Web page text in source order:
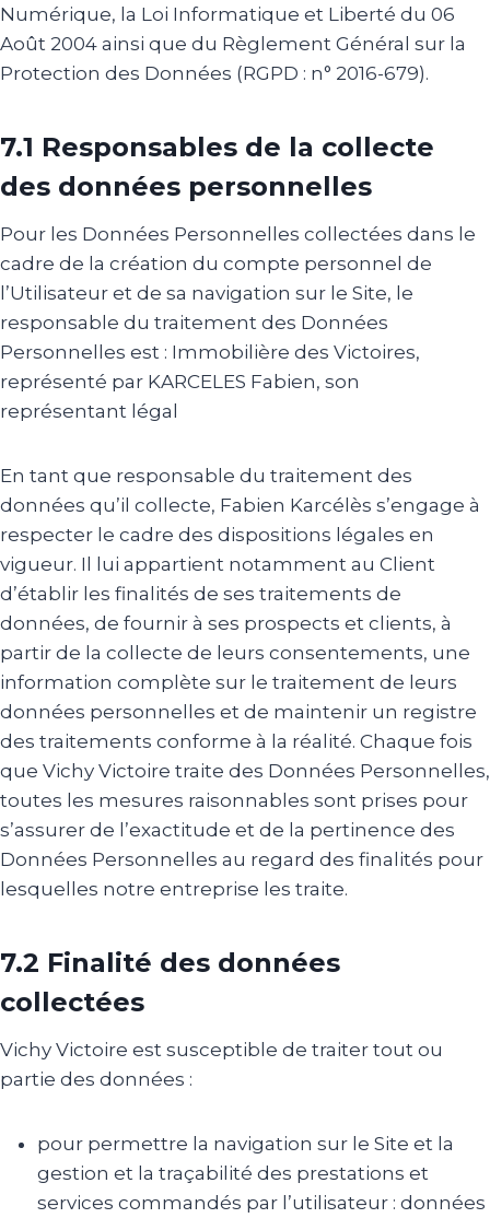
Numérique, la Loi Informatique et Liberté du 06
Août 2004 ainsi que du Règlement Général sur la
Protection des Données (RGPD : n° 2016-679).
7.1 Responsables de la collecte
des données personnelles
Pour les Données Personnelles collectées dans le
cadre de la création du compte personnel de
l’Utilisateur et de sa navigation sur le Site, le
responsable du traitement des Données
Personnelles est : Immobilière des Victoires,
représenté par KARCELES Fabien, son
représentant légal
En tant que responsable du traitement des
données qu’il collecte, Fabien Karcélès s’engage à
respecter le cadre des dispositions légales en
vigueur. Il lui appartient notamment au Client
d’établir les finalités de ses traitements de
données, de fournir à ses prospects et clients, à
partir de la collecte de leurs consentements, une
information complète sur le traitement de leurs
données personnelles et de maintenir un registre
des traitements conforme à la réalité. Chaque fois
que Vichy Victoire traite des Données Personnelles,
toutes les mesures raisonnables sont prises pour
s’assurer de l’exactitude et de la pertinence des
Données Personnelles au regard des finalités pour
lesquelles notre entreprise les traite.
7.2 Finalité des données
collectées
Vichy Victoire est susceptible de traiter tout ou
partie des données :
pour permettre la navigation sur le Site et la
gestion et la traçabilité des prestations et
services commandés par l’utilisateur : données